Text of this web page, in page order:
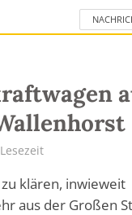
klären, inwieweit
aus der Großen